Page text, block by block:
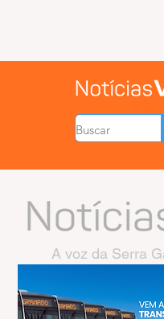
A voz da Serra